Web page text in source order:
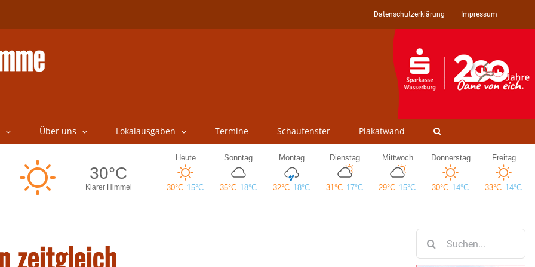
Datenschutzerklärung Impressum
Über uns Lokalausgaben Termine Schaufenster Plakatwand
zeitgleich
nach: